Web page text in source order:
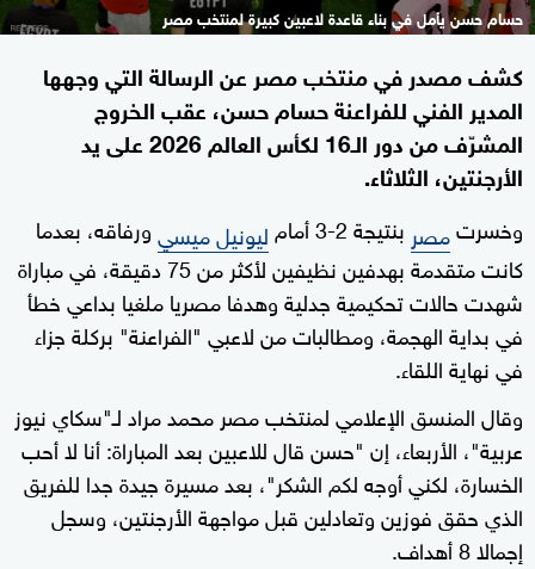
حسام حسن يأمل في بناء قاعدة لاعبين كبيرة لمنتخب مصر
كشف مصدر في منتخب مصر عن الرسالة التي وجهها
المدير الفني للفراعنة حسام حسن، عقب الخروج
المشرّف من دور الـ16 لكأس العالم 2026 على يد
الأرجنتين، الثلاثاء.
وخسرتمصر بنتيجة 2-3 أمام ليونيل ميسيورفاقه، بعدما
كانت متقدمة بهدفين نظيفين لأكثر من 75 دقيقة، في مباراة
شهدت حالات تحكيمية جدلية وهدفا مصريا ملغيا بداعي خطأ
في بداية الهجمة، ومطالبات من لاعبي "الفراعنة" بركلة جزاء
في نهاية اللقاء.
وقال المنسق الإعلامي لمنتخب مصر محمد مراد لـ"سكاي نيوز
عربية"، الأربعاء، إن "حسن قال للاعبين بعد المباراة: أنا لا أحب
الخسارة، لكني أوجه لكم الشكر"، بعد مسيرة جيدة جدا للفريق
الذي حقق فوزين وتعادلين قبل مواجهة الأرجنتين، وسجل
إجمالا 8 أهداف.